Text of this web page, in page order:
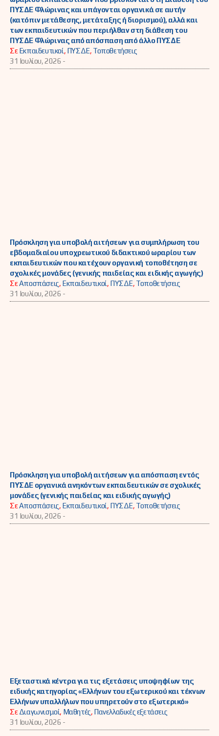
ΠΥΣΔΕ Φλώρινας και υπάγονται οργανικά σε αυτήν
(κατόπιν μετάθεσης, μετάταξης ή διορισμού), αλλά και
των εκπαιδευτικών που περιήλθαν στη διάθεση του
ΠΥΣΔΕ Φλώρινας από απόσπαση από άλλο ΠΥΣΔΕ
ΣεΕκπαιδευτικοί, ΠΥΣΔΕ, Τοποθετήσεις
31 Ιουλίου, 2026 -
Πρόσκληση για υποβολή αιτήσεων για συμπλήρωση του
εβδομαδιαίου υποχρεωτικού διδακτικού ωραρίου των
εκπαιδευτικών που κατέχουν οργανική τοποθέτηση σε
σχολικές μονάδες (γενικής παιδείας και ειδικής αγωγής)
ΣεΑποσπάσεις, Εκπαιδευτικοί, ΠΥΣΔΕ, Τοποθετήσεις
31 Ιουλίου, 2026 -
Πρόσκληση για υποβολή αιτήσεων για απόσπαση εντός
ΠΥΣΔΕ οργανικά ανηκόντων εκπαιδευτικών σε σχολικές
μονάδες (γενικής παιδείας και ειδικής αγωγής)
ΣεΑποσπάσεις, Εκπαιδευτικοί, ΠΥΣΔΕ, Τοποθετήσεις
31 Ιουλίου, 2026 -
Εξεταστικά κέντρα για τις εξετάσεις υποψηφίων της
ειδικής κατηγορίας «Ελλήνων του εξωτερικού και τέκνων
Ελλήνων υπαλλήλων που υπηρετούν στο εξωτερικό»
ΣεΔιαγωνισμοί, Μαθητές, Πανελλαδικές εξετάσεις
31 Ιουλίου, 2026 -